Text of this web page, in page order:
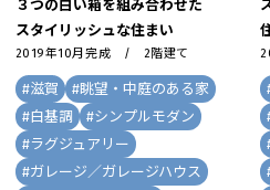
３つの白い箱を組み合わせた
スタイリッシュな住まい
2019年10月完成 / 2階建て
#滋賀 #眺望・中庭のある家
#白基調 #シンプルモダン
#ラグジュアリー
#ガレージ／ガレージハウス